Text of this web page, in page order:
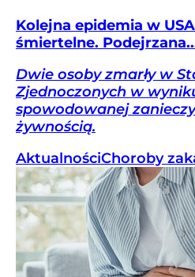
Kolejna epidemia w
śmiertelne.
Dwie osoby zmarły w
Zjednoczonych w
spowodowanej
żywnością.
AktualnościChoroby